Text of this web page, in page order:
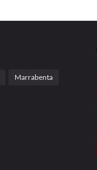
Marrabenta